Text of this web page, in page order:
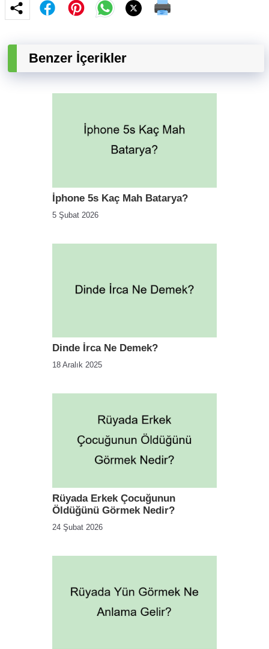
Benzer İçerikler
İphone 5s Kaç Mah Batarya?
5 Şubat 2026
Dinde İrca Ne Demek?
18 Aralık 2025
Rüyada Erkek Çocuğunun
Öldüğünü Görmek Nedir?
24 Şubat 2026